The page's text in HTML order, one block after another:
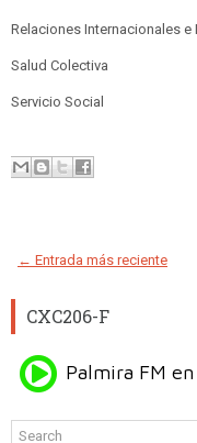
Relaciones Internacionales e
Salud Colectiva
Servicio Social
← Entrada más reciente
CXC206-F